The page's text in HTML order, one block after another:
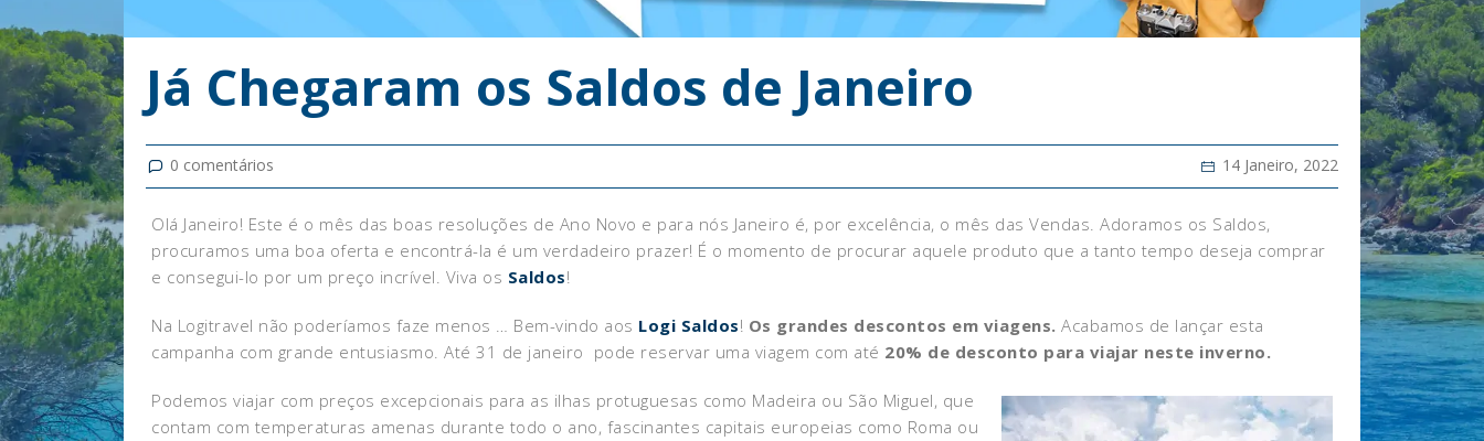
Já Chegaram os Saldos de Janeiro
0 comentários 14 Janeiro, 2022
Olá Janeiro! Este é o mês das boas resoluções de Ano Novo e para nós Janeiro é, por excelência, o mês das Vendas. Adoramos os Saldos,
procuramos uma boa oferta e encontrá-la é um verdadeiro prazer! É o momento de procurar aquele produto que a tanto tempo deseja comprar
e consegui-lo por um preço incrível. Viva os Saldos!
Na Logitravel não poderíamos faze menos … Bem-vindo aos Logi Saldos! Os grandes descontos em viagens. Acabamos de lançar esta
campanha com grande entusiasmo. Até 31 de janeiro pode reservar uma viagem com até 20% de desconto para viajar neste inverno.
Podemos viajar com preços excepcionais para as ilhas protuguesas como Madeira ou São Miguel, que
contam com temperaturas amenas durante todo o ano, fascinantes capitais europeias como Roma ou